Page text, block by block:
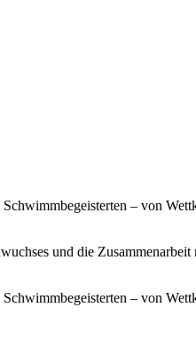
– von
und die Zusammenarbeit
– von